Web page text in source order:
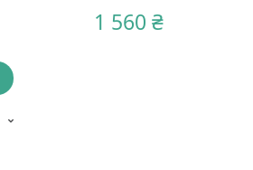
1 560 ₴